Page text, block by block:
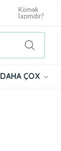
Kömək
lazımdır?
DAHA ÇOX